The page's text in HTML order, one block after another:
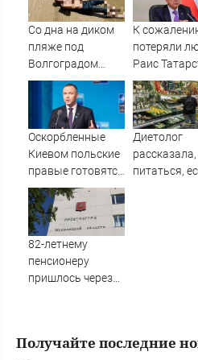
мотоциклист
Со дна на диком
пляже под
Волгоградом
подняли тело
утопленника
К
потеряли
Раис
об атаке
вражеских
по
10/08/2026
Оскорбленные
Киевом польские
правые готовятся
взять власть
Диетолог
питаться,
82-летнему
пенсионеру
пришлось через
Получайте последние